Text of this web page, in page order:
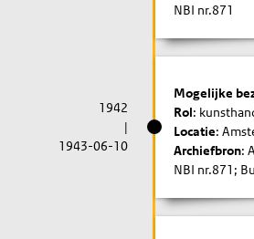
NBI nr.871
1942
|
1943-06-10
Mogelijke
Rol:
Locatie:
Archiefbron:
NBI nr.871;